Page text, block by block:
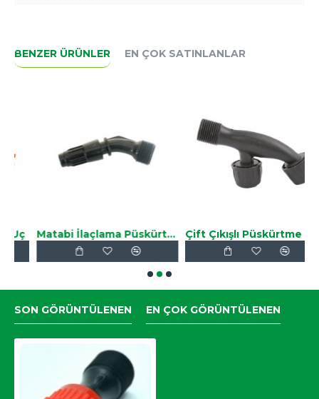
BENZER ÜRÜNLER EN ÇOK SATINLANLAR
Matabi İlaçlama Püskürtme Ucu Çift Çıkışlı Püskürtme Ucu
SON GÖRÜNTÜLENEN EN ÇOK GÖRÜNTÜLENEN